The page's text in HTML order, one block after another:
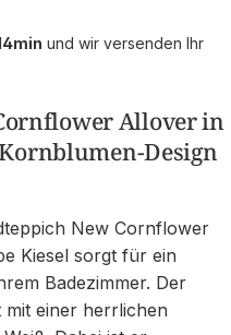
und wir versenden Ihr
Allover in
Design
New Cornflower
Kiesel sorgt für ein
Badezimmer. Der
einer herrlichen